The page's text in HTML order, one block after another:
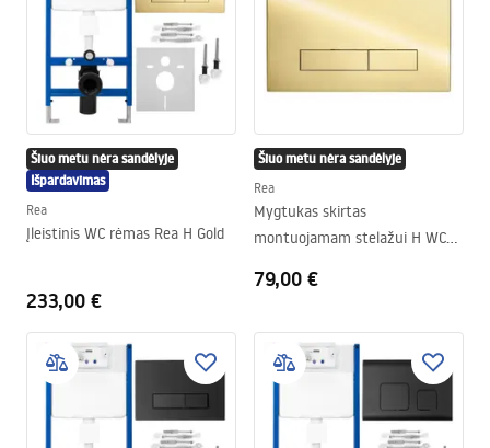
Šiuo metu nėra sandėlyje
Išpardavimas
Rea
Įleistinis WC rėmas Rea H Gold
233,00 €
Šiuo metu nėra sandėlyje
Rea
Mygtukas skirtas
montuojamam stelažui H WC
79,00 €